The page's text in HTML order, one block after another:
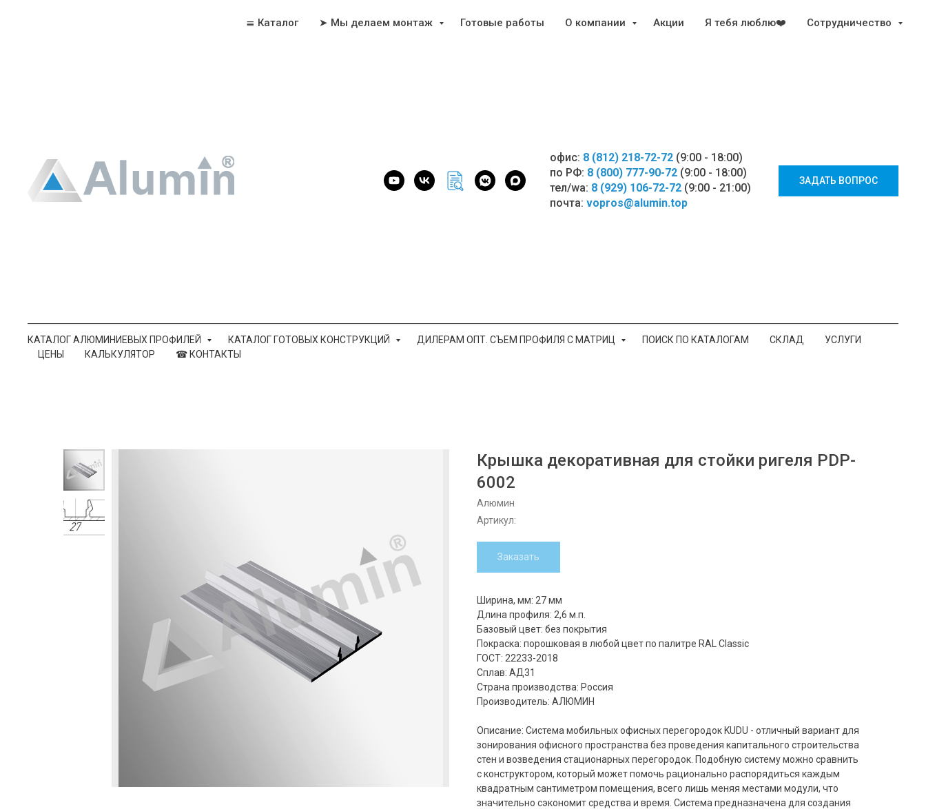
≣ Каталог ➤ Мы делаем монтаж Готовые работы О компании Акции Я тебя люблю❤️ Сотрудничество
офис: 8 (812) 218-72-72 (9:00 - 18:00)
по РФ: 8 (800) 777-90-72 (9:00 - 18:00)
тел/wa: 8 (929) 106-72-72 (9:00 - 21:00)
почта: vopros@alumin.top
ЗАДАТЬ ВОПРОС
КАТАЛОГ АЛЮМИНИЕВЫХ ПРОФИЛЕЙ КАТАЛОГ ГОТОВЫХ КОНСТРУКЦИЙ ДИЛЕРАМ ОПТ. СЪЕМ ПРОФИЛЯ С МАТРИЦ ПОИСК ПО КАТАЛОГАМ СКЛАД
УСЛУГИ
ЦЕНЫ
КАЛЬКУЛЯТОР ☎ КОНТАКТЫ
Крышка декоративная для стойки ригеля PDP-
6002
Алюмин
Артикул:
Заказать
Ширина, мм: 27 мм
Длина профиля: 2,6 м.п.
Базовый цвет: без покрытия
Покраска: порошковая в любой цвет по палитре RAL Classic
ГОСТ: 22233-2018
Сплав: АД31
Страна производства: Россия
Производитель: АЛЮМИН
Описание: Система мобильных офисных перегородок KUDU - отличный вариант для
зонирования офисного пространства без проведения капитального строительства
стен и возведения стационарных перегородок. Подобную систему можно сравнить
с конструктором, который может помочь рационально распорядиться каждым
квадратным сантиметром помещения, всего лишь меняя местами модули, что
значительно сэкономит средства и время. Система предназначена для создания